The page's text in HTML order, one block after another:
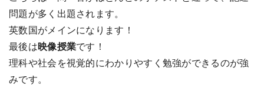
問題が多く出題されます。
英数国がメインになります！
最後は映像授業です！
理科や社会を視覚的にわかりやすく勉強ができるのが強
みです。